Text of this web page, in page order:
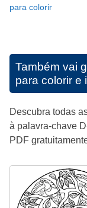
para colorir
Também vai
para colorir e
Descubra todas
à palavra-chave
PDF